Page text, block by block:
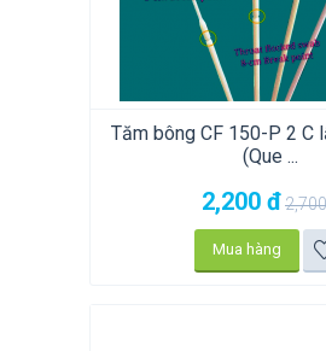
Tăm bông CF 150-P 2 C
(Que ...
2,200 đ2,700
Mua hàng